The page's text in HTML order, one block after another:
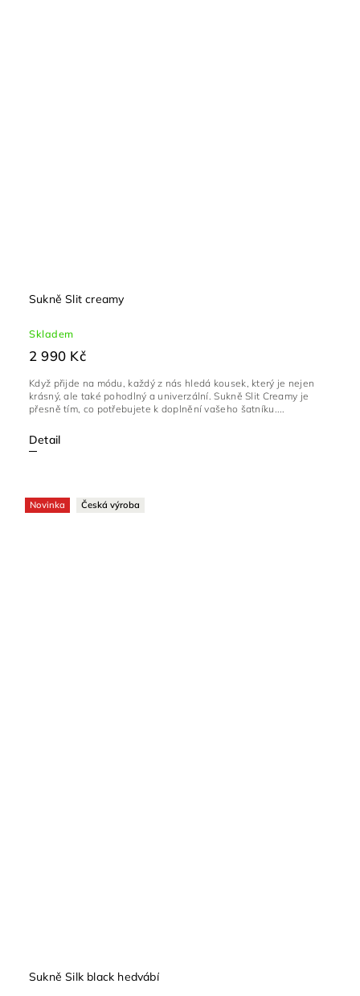
Sukně Slit creamy
Skladem
2 990 Kč
Detail
Když přijde na módu, každý z nás hledá kousek, který je nejen
krásný, ale také pohodlný a univerzální. Sukně Slit Creamy je
přesně tím, co potřebujete k doplnění vašeho šatníku....
Novinka Česká výroba
Sukně Silk black hedvábí